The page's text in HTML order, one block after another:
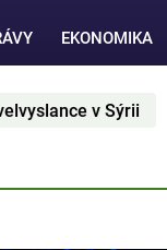
EKONOMIKA
v Sýrii